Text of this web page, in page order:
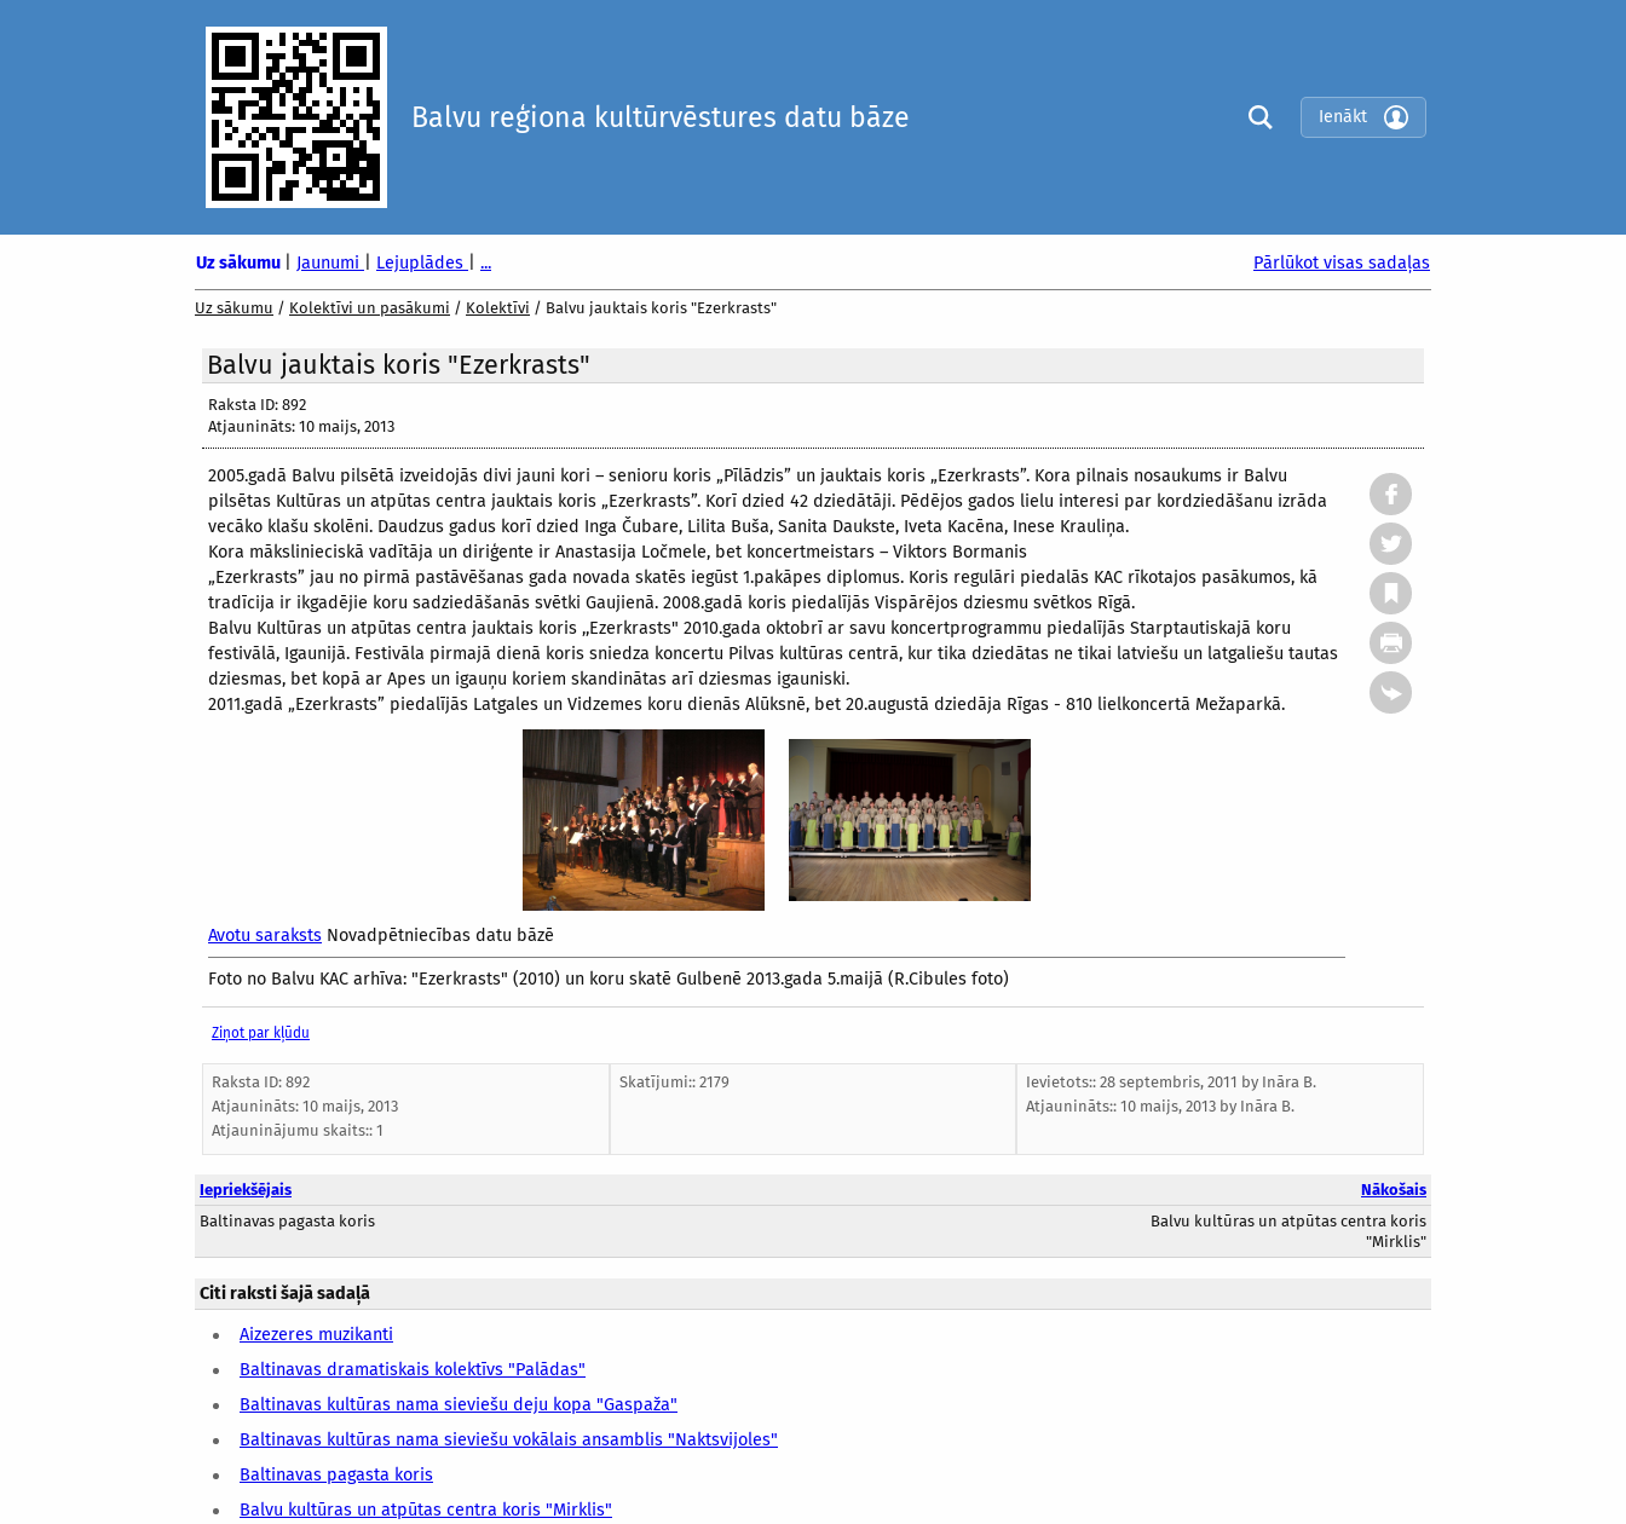
Balvu reģiona kultūrvēstures datu bāze Ienākt
Uz sākumu Jaunumi Lejuplādes ... Pārlūkot visas sadaļas
Uz sākumu / Kolektīvi un pasākumi / Kolektīvi / Balvu jauktais koris "Ezerkrasts"
Balvu jauktais koris "Ezerkrasts"
Raksta ID: 892
Atjaunināts: 10 maijs, 2013
2005.gadā Balvu pilsētā izveidojās divi jauni kori – senioru koris „Pīlādzis” un jauktais koris „Ezerkrasts”. Kora pilnais nosaukums ir Balvu
pilsētas Kultūras un atpūtas centra jauktais koris „Ezerkrasts”. Korī dzied 42 dziedātāji. Pēdējos gados lielu interesi par kordziedāšanu izrāda
vecāko klašu skolēni. Daudzus gadus korī dzied Inga Čubare, Lilita Buša, Sanita Daukste, Iveta Kacēna, Inese Krauliņa.
Kora mākslinieciskā vadītāja un diriģente ir Anastasija Ločmele, bet koncertmeistars – Viktors Bormanis
„Ezerkrasts” jau no pirmā pastāvēšanas gada novada skatēs iegūst 1.pakāpes diplomus. Koris regulāri piedalās KAC rīkotajos pasākumos, kā
tradīcija ir ikgadējie koru sadziedāšanās svētki Gaujienā. 2008.gadā koris piedalījās Vispārējos dziesmu svētkos Rīgā.
Balvu Kultūras un atpūtas centra jauktais koris ,,Ezerkrasts" 2010.gada oktobrī ar savu koncertprogrammu piedalījās Starptautiskajā koru
festivālā, Igaunijā. Festivāla pirmajā dienā koris sniedza koncertu Pilvas kultūras centrā, kur tika dziedātas ne tikai latviešu un latgaliešu tautas
dziesmas, bet kopā ar Apes un igauņu koriem skandinātas arī dziesmas igauniski.
2011.gadā „Ezerkrasts” piedalījās Latgales un Vidzemes koru dienās Alūksnē, bet 20.augustā dziedāja Rīgas - 810 lielkoncertā Mežaparkā.
Avotu saraksts Novadpētniecības datu bāzē
Foto no Balvu KAC arhīva: "Ezerkrasts" (2010) un koru skatē Gulbenē 2013.gada 5.maijā (R.Cibules foto)
Ziņot par kļūdu
Raksta ID: 892
Atjaunināts: 10 maijs, 2013
Atjauninājumu skaits:: 1
Skatījumi:: 2179 Ievietots:: 28 septembris, 2011 by Ināra B.
Atjaunināts::10 maijs, 2013 by Ināra B.
Iepriekšējais
Nākošais
Baltinavas pagasta koris
Balvu kultūras un atpūtas centra koris
"Mirklis"
Citi raksti šajā sadaļā
Aizezeres muzikanti
Baltinavas dramatiskais kolektīvs "Palādas"
Baltinavas kultūras nama sieviešu deju kopa "Gaspaža"
Baltinavas kultūras nama sieviešu vokālais ansamblis "Naktsvijoles"
Baltinavas pagasta koris
Balvu kultūras un atpūtas centra koris "Mirklis"